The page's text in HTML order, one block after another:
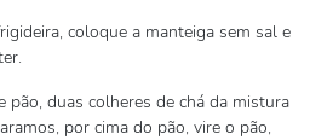
coloque a manteiga sem sal e
pão, duas colheres de chá da mistura
por cima do pão, vire o pão,